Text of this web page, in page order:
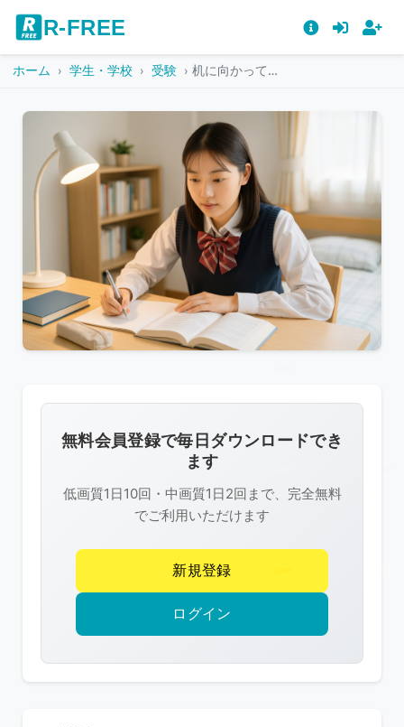
R-FREE
ホーム 学生・学校 受験 机に向かって勉強する女子学生
像
は
R-
FREE
作
権
護
無料会員登録で毎日ダウンロードでき
ます
低画質1日10回・中画質1日2回まで、完全無料
でご利用いただけます
新規登録
ログイン